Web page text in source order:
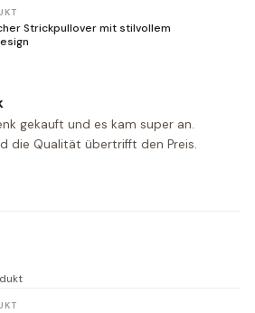
Strickpullover mit stilvollem
gekauft und es kam super an.
die Qualität übertrifft den Preis.